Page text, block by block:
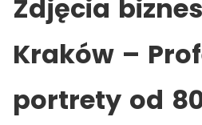
Zdjęcia
Kraków –
portrety od